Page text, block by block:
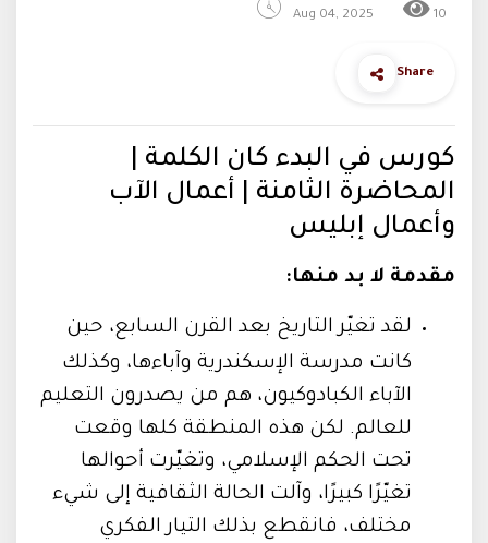
Aug 04, 2025 10
Share
كورس في البدء كان الكلمة |
المحاضرة الثامنة | أعمال الآب
وأعمال إبليس
مقدمة لا بد منها:
لقد تغيّر التاريخ بعد القرن السابع، حين
كانت مدرسة الإسكندرية وآباءها، وكذلك
الآباء الكبادوكيون، هم من يصدرون التعليم
للعالم. لكن هذه المنطقة كلها وقعت
تحت الحكم الإسلامي، وتغيّرت أحوالها
تغيّرًا كبيرًا، وآلت الحالة الثقافية إلى شيء
مختلف، فانقطع بذلك التيار الفكري